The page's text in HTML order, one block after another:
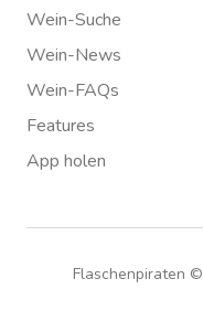
Wein-Suche
Wein-News
Wein-FAQs
Features
App holen
Flaschenpiraten ©